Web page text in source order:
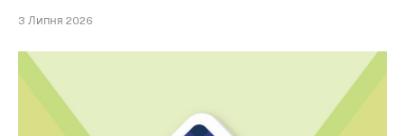
3 Липня 2026